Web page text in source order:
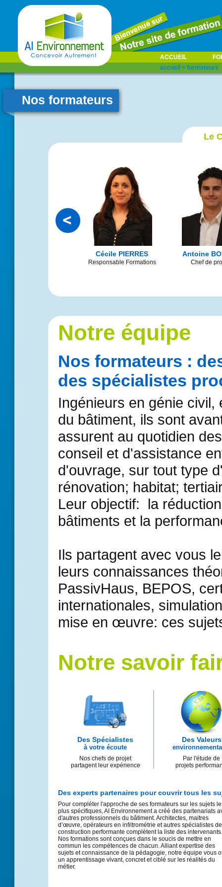
ACCUEIL
accueil > formateurs
Nos formateurs
Le
Cécile PIERRES
Responsable Formations
Antoine
Chef de
Notre équipe
Nos formateurs :
des spécialistes
Ingénieurs en génie
du bâtiment, ils sont
assurent au quotidien
conseil et d'assistance
d'ouvrage, sur tout type
rénovation; habitat;
Leur objectif: la
bâtiments et la
Ils partagent avec vous
leurs connaissances
PassivHaus, BEPOS,
internationales,
mise en œuvre: ces
Notre savoir
Des Spécialistes
à votre écoute
Nos chefs de projet
partagent leur expérience
Des Valeurs
Par l'étude de
projets
Des experts partenaires pour couvrir tous les
Pour compléter l'approche de ses formateurs sur les sujets
plus spécifiques, AI Environnement a créé des partenariats
d'autres professionnels du bâtiment. Architectes, maitres
d’œuvre, opérateurs en infiltrométrie et autres spécialistes
construction performante complètent la liste des intervenants.
Nos formations sont conçues dans le soucis de mettre en
commun les compétences de chacun. Alliant expertise des
sujets et connaissance de la pédagogie, notre équipe vous
un apprentissage vivant, concret et ciblé sur les réalités du
métier.